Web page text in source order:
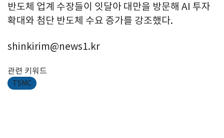
반도체 업계 수장들이 잇달아 대만을 방문해 AI 투자
확대와 첨단 반도체 수요 증가를 강조했다.
shinkirim@news1.kr
관련 키워드
TSMC